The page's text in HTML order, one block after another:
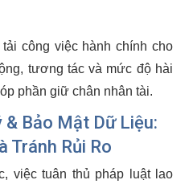
tải công việc hành chính cho
tương tác và mức độ hài
phần giữ chân nhân tài.
& Bảo Mật Dữ Liệu:
Tránh Rủi Ro
việc tuân thủ pháp luật lao